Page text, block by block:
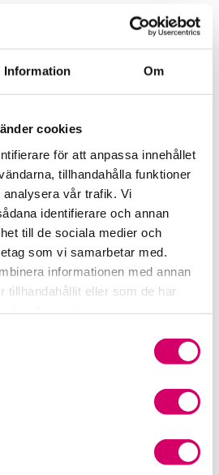
Information Om
cookies
för att anpassa innehållet
tillhandahålla funktioner
vår trafik. Vi
identifierare och annan
till de sociala medier och
som vi samarbetar med.
informationen med annan
tillhandahållit eller som de har
och organisationer
– insikter för hållbart
för yrkeshögskolan